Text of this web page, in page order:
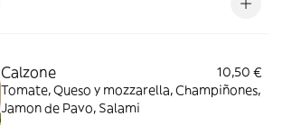
Calzone
10,50 €
Tomate, Queso y mozzarella, Champiñones,
Jamon de Pavo, Salami